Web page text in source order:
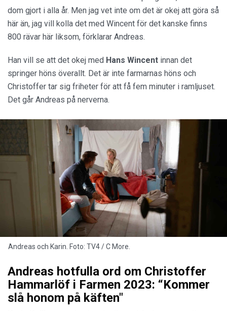
dom gjort i alla år. Men jag vet inte om det är okej att göra så
här än, jag vill kolla det med Wincent för det kanske finns
800 rävar här liksom, förklarar Andreas.
Han vill se att det okej med Hans Wincent innan det
springer höns överallt. Det är inte farmarnas höns och
Det går Andreas på nerverna.
Andreas och Karin. Foto: TV4 / C More.
Andreas hotfulla ord om Christoffer
Hammarlöf i Farmen 2023: “Kommer
slå honom på käften"